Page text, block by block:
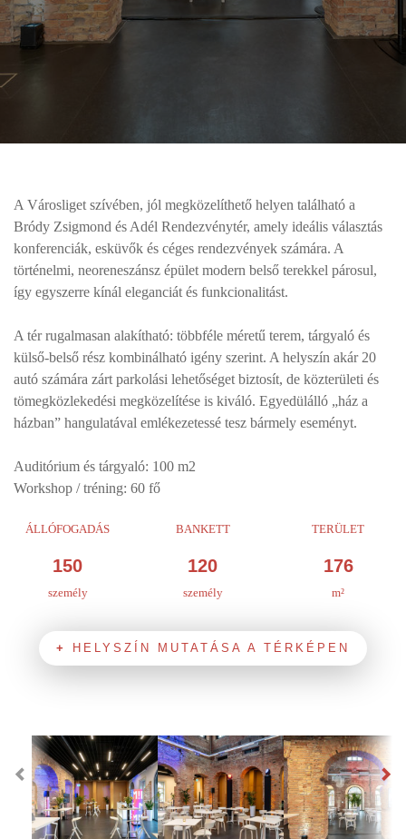
A Városliget szívében, jól megközelíthető helyen található a
Bródy Zsigmond és Adél Rendezvénytér, amely ideális választás
konferenciák, esküvők és céges rendezvények számára. A
történelmi, neoreneszánsz épület modern belső terekkel párosul,
így egyszerre kínál eleganciát és funkcionalitást.
A tér rugalmasan alakítható: többféle méretű terem, tárgyaló és
külső-belső rész kombinálható igény szerint. A helyszín akár 20
autó számára zárt parkolási lehetőséget biztosít, de közterületi és
tömegközlekedési megközelítése is kiváló. Egyedülálló „ház a
házban” hangulatával emlékezetessé tesz bármely eseményt.
Auditórium és tárgyaló: 100 m2
Workshop / tréning: 60 fő
ÁLLÓFOGADÁS
150
személy
BANKETT
120
személy
TERÜLET
176
m²
HELYSZÍN MUTATÁSA A TÉRKÉPEN